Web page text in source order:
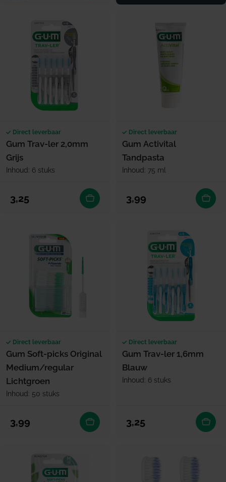
Direct leverbaar
Gum Trav-ler 2,0mm
Grijs
Inhoud: 6 stuks
Normale prijs
3,25
Direct leverbaar
Gum Activital
Tandpasta
Inhoud: 75 ml
Normale prijs
3,99
Direct leverbaar
Gum Soft-picks Original
Medium/regular
Lichtgroen
Inhoud: 50 stuks
Normale prijs
3,99
Direct leverbaar
Gum Trav-ler 1,6mm
Blauw
Inhoud: 6 stuks
Normale prijs
3,25